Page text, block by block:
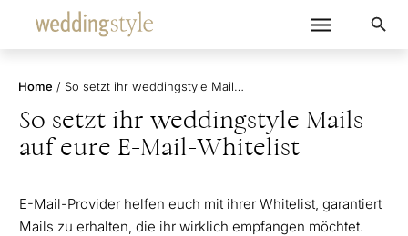
Home / So setzt ihr weddingstyle Mails auf eure E-Mail-Whitelist
So setzt ihr weddingstyle Mails
auf eure E-Mail-Whitelist
E-Mail-Provider helfen euch mit ihrer Whitelist, garantiert
Mails zu erhalten, die ihr wirklich empfangen möchtet.